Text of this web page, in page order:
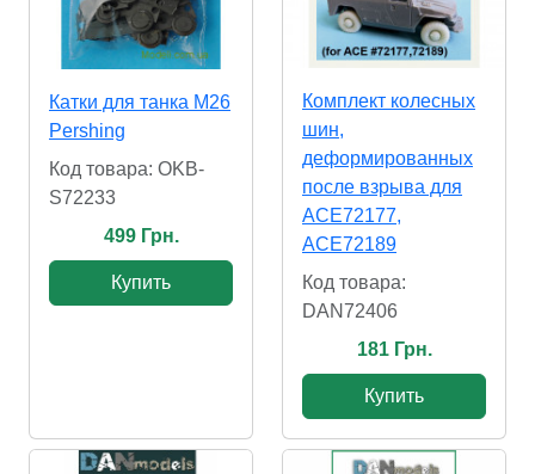
Катки для танка M26
Pershing
Код товара: OKB-
S72233
499 Грн.
Купить
Комплект колесных
шин,
деформированных
после взрыва для
ACE72177,
ACE72189
Код товара:
DAN72406
181 Грн.
Купить